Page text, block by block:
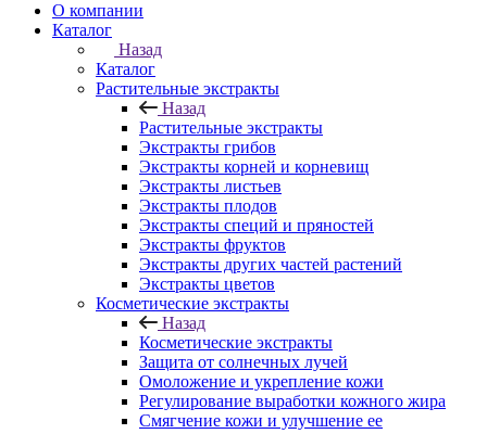
О компании
Каталог
Назад
Каталог
Растительные экстракты
Назад
Растительные экстракты
Экстракты грибов
Экстракты корней и корневищ
Экстракты листьев
Экстракты плодов
Экстракты специй и пряностей
Экстракты фруктов
Экстракты других частей растений
Экстракты цветов
Косметические экстракты
Назад
Косметические экстракты
Защита от солнечных лучей
Омоложение и укрепление кожи
Регулирование выработки кожного жира
Смягчение кожи и улучшение ее